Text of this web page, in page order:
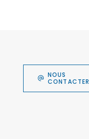
NOUS
CONTACTER